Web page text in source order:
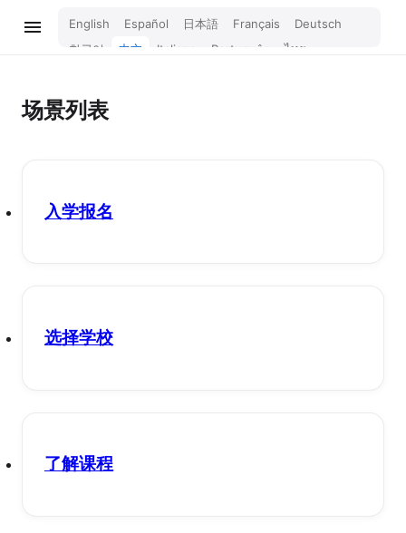
English Español 日本語 Français
Deutsch
한국어
中文 Italiano Português
ไทย
Bahasa Indonesia
场景列表
入学报名
选择学校
了解课程